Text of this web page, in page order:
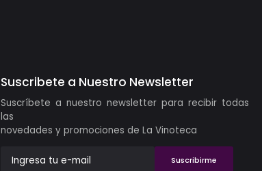
Suscribete a Nuestro Newsletter
Suscríbete a nuestro newsletter para recibir todas
las
novedades y promociones de La Vinoteca
Suscribirme